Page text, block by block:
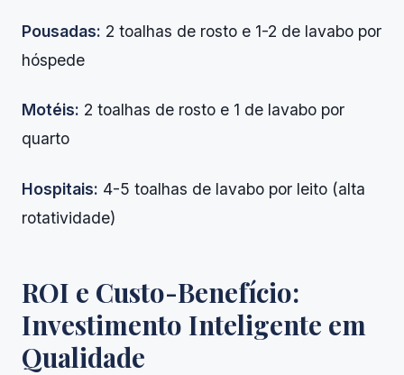
Pousadas: 2 toalhas de rosto e 1-2 de lavabo por
hóspede
Motéis: 2 toalhas de rosto e 1 de lavabo por
quarto
Hospitais: 4-5 toalhas de lavabo por leito (alta
rotatividade)
ROI e Custo-Benefício:
Investimento Inteligente em
Qualidade